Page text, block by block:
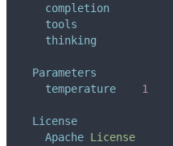
completion
tools
thinking
Parameters
temperature
1
License
Apache License